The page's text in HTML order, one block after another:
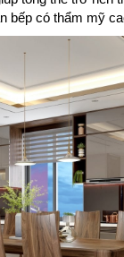
bếp có thẩm mỹ